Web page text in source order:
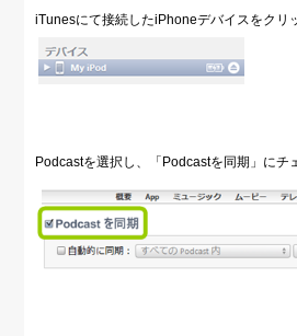
iTunesにて接続したiPhoneデバイスをクリ
Podcastを選択し、「Podcastを同期」にチ